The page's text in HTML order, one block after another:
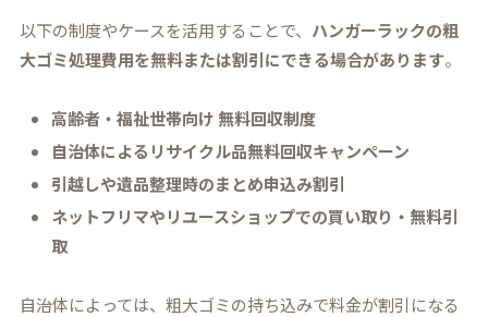
以下の制度やケースを活用することで、 ハンガーラックの粗
大ゴミ処理費用を無料または割引にできる場合があります。
高齢者・福祉世帯向け 無料回収制度
自治体によるリサイクル品無料回収キャンペーン
引越しや遺品整理時のまとめ申込み割引
ネットフリマやリユースショップでの買い取り・無料引
取
自治体によっては、粗大ゴミの持ち込みで料金が割引になる